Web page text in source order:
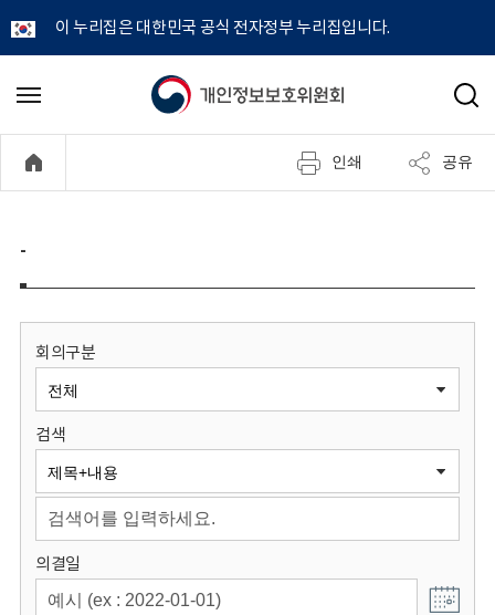
이 누리집은 대한민국 공식 전자정부 누리집입니다.
개
정
보
원
회
메
기
검
인쇄 공유
-
회의구분
검색
의결일